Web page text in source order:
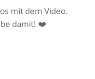
mit dem Video.
damit! ❤️